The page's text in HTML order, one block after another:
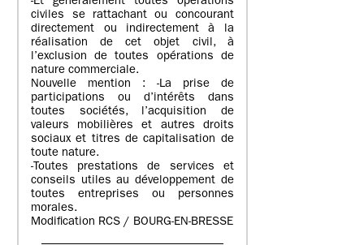
civiles se rattachant ou concourant
directement ou indirectement à la
réalisation de cet objet civil, à
l’exclusion de toutes opérations de
nature commerciale.
Nouvelle mention : -La prise de
participations ou d’intérêts dans
toutes sociétés, l’acquisition de
valeurs mobilières et autres droits
sociaux et titres de capitalisation de
toute nature.
-Toutes prestations de services et
conseils utiles au développement de
toutes entreprises ou personnes
morales.
Modification RCS / BOURG-EN-BRESSE